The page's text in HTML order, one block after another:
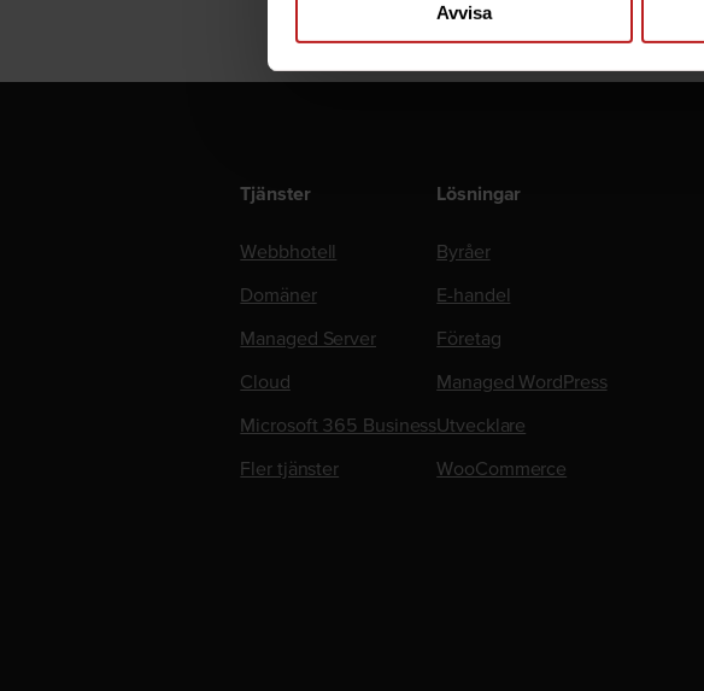
Avvisa
Tjänster
Webbhotell
Domäner
Managed Server
Cloud
Microsoft 365 Business
Fler tjänster
Lösningar
Byråer
E-handel
Företag
Managed WordPress
Utvecklare
WooCommerce